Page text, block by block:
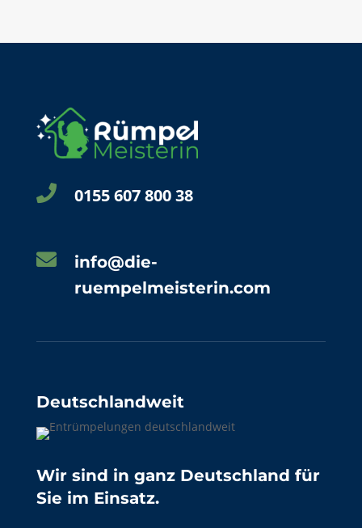
 0155 607 800 38

info@die-
ruempelmeisterin.com
Deutschlandweit
Wir sind in ganz Deutschland für
Sie im Einsatz.